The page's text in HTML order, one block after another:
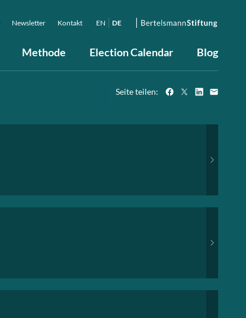
Methode Election Calendar Blog
Newsletter Kontakt EN DE
Seite teilen: